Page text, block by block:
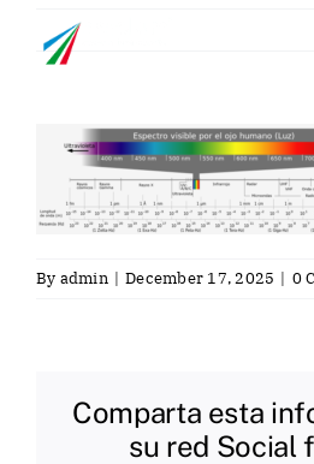
By admin | December 17, 2025 | 0
Comparta esta
su red Social